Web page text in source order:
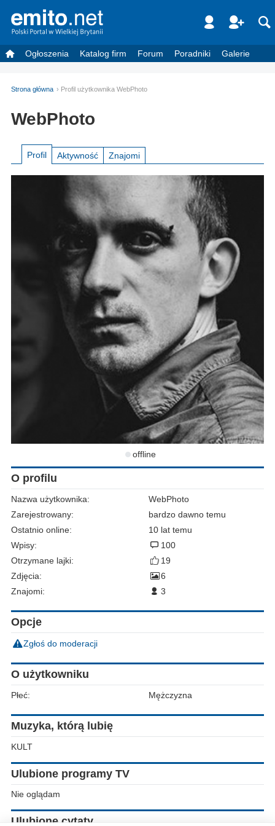
Ogłoszenia Katalog firm Forum Poradniki Galerie
Strona główna Profil użytkownika WebPhoto
WebPhoto
Profil Aktywność Znajomi
offline
O profilu
Nazwa użytkownika:
WebPhoto
Zarejestrowany:
bardzo dawno temu
Ostatnio online:
10 lat temu
Wpisy:
100
Otrzymane lajki:
19
Zdjęcia:
6
Znajomi:
3
Opcje
Zgłoś do moderacji
O użytkowniku
Płeć: Mężczyzna
Muzyka, którą lubię
KULT
Ulubione programy TV
Nie oglądam
Ulubione cytaty